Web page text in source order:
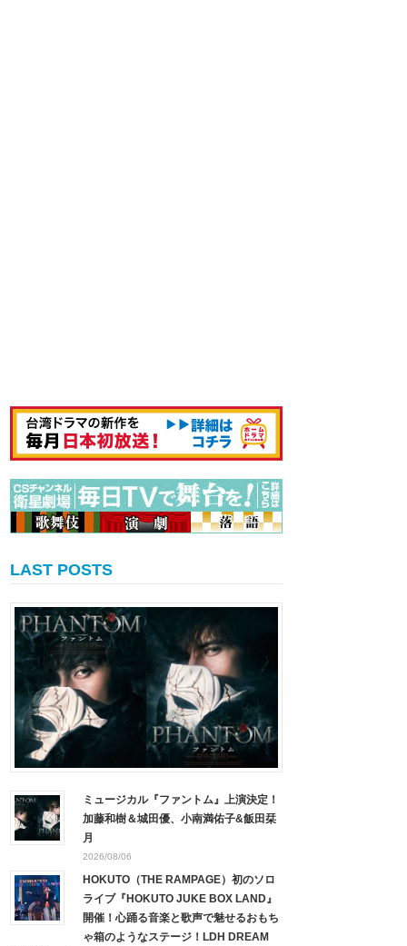
LAST POSTS
ミュージカル『ファントム』上演決定！
加藤和樹＆城田優、小南満佑子&飯田栞
月
2026/08/06
HOKUTO（THE RAMPAGE）初のソロ
ライブ『HOKUTO JUKE BOX LAND』
開催！心踊る音楽と歌声で魅せるおもち
ゃ箱のようなステージ！LDH DREAM